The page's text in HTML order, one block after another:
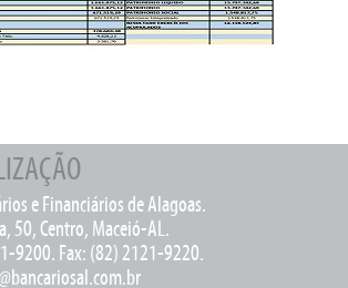
e Financiários de Alagoas.
50, Centro, Maceió-AL.
9200. Fax: (82) 2121-9220.